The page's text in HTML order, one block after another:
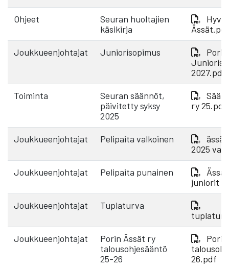
Ohjeet
Seuran huoltajien
käsikirja
Ässät.pdf
Joukkueenjohtajat Juniorisopimus
2027.pdf
Toiminta
Seuran säännöt,
päivitetty syksy
2025
ry 25.pdf
Joukkueenjohtajat Pelipaita valkoinen
2025
Joukkueenjohtajat Pelipaita punainen
juniorit
Joukkueenjohtajat
Tuplaturva
Joukkueenjohtajat
Porin Ässät ry
talousohjesääntö
25-26
26.pdf